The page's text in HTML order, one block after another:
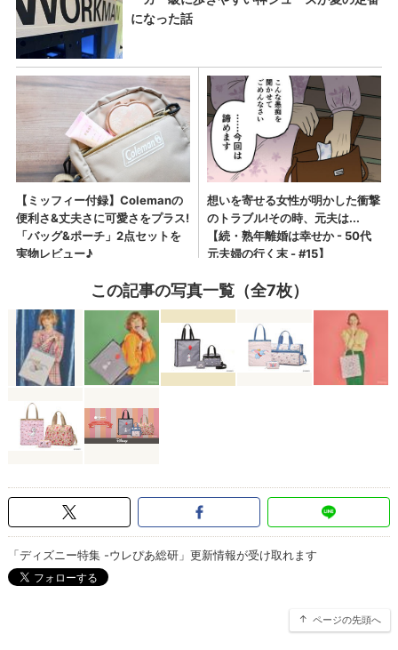
この記事の写真一覧（全7枚）
「ディズニー特集 -ウレぴあ総研」更新情報が受け取れます
ページの先頭へ